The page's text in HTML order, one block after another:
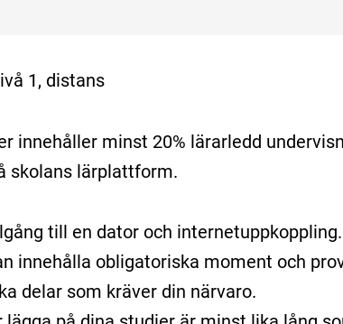
1, distans
innehåller minst 20% lärarledd
skolans lärplattform.
till en dator och internetuppkoppling.
innehålla obligatoriska moment och
delar som kräver din närvaro.